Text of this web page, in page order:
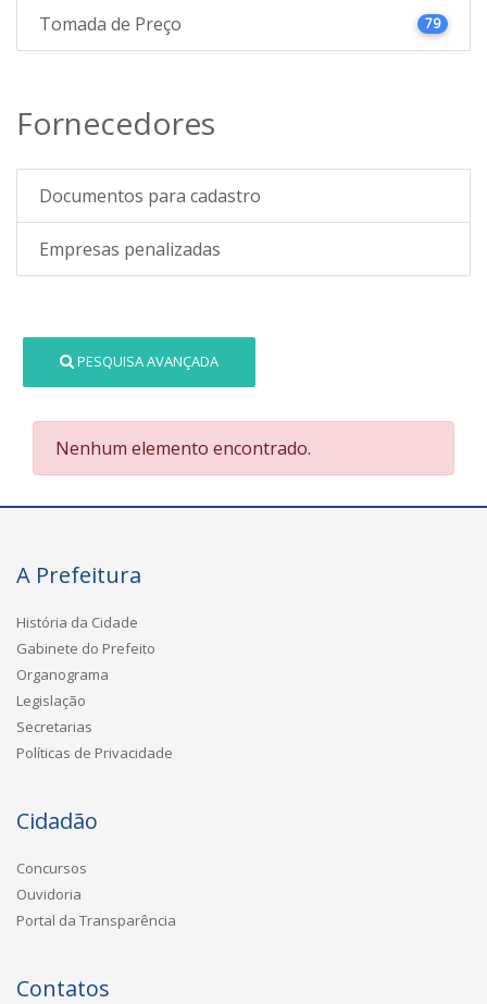
Tomada de Preço 79
Fornecedores
Documentos para cadastro
Empresas penalizadas
PESQUISA AVANÇADA
Nenhum elemento encontrado.
A Prefeitura
História da Cidade
Gabinete do Prefeito
Organograma
Legislação
Secretarias
Políticas de Privacidade
Cidadão
Concursos
Ouvidoria
Portal da Transparência
Contatos